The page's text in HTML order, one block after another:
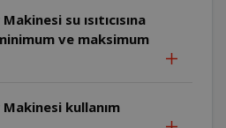
su ısıtıcısına
ve maksimum
kullanım